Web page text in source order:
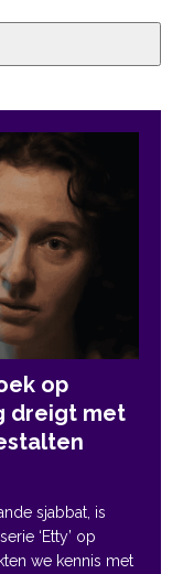
op
dreigt met
sjabbat, is
‘Etty’ op
we kennis met